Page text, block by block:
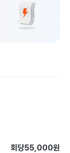
회당55,000원